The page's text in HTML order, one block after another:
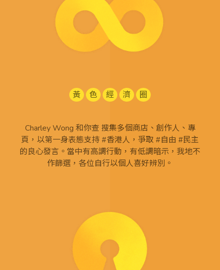
黃 色 經 濟 圈
Charley Wong 和你查 搜集多個商店、創作人、專
頁，以第一身表態支持 #香港人，爭取 #自由 #民主
的良心發言。當中有高調行動，有低調暗示，我地不
作篩選，各位自行以個人喜好辨別。